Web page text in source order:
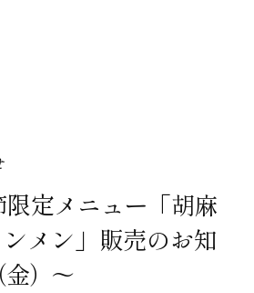
限定メニュー「胡麻
メン」販売のお知
）～